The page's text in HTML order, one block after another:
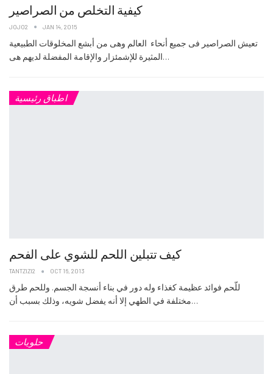
كيفية التخلص من الصراصير
JOJO2 JAN 14, 2015
تعيش الصراصير فى جميع أنحاء العالم وهى من أبشع المخلوقات الطبيعية
المثيرة للإشمئزار والإقامة المفضلة لديهم هى…
اطباق رئيسية
كيف تتبلين اللحم للشوي على الفحم
TANTZIZI2 OCT 16, 2013
للّحم فوائد عظيمة كغذاء وله دور في بناء أنسجة الجسم. وللحم طرق
مختلفة في الطهي إلا أنه يفضل شويه، وذلك بسبب أن…
حلويات